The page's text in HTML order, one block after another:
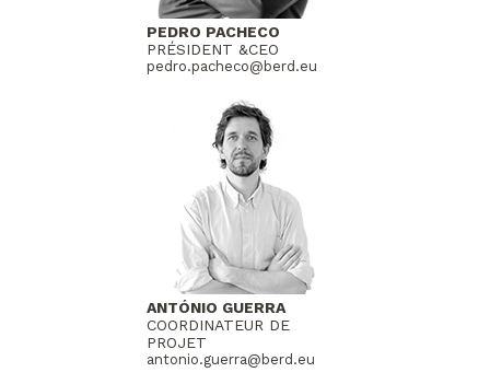
PEDRO PACHECO
PRÉSIDENT &CEO
pedro.pacheco@berd.eu
ANTÓNIO GUERRA
COORDINATEUR DE
PROJET
antonio.guerra@berd.eu